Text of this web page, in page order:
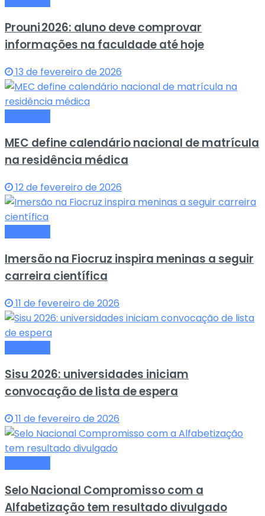
Prouni 2026: aluno deve comprovar
informações na faculdade até hoje
13 de fevereiro de 2026
MEC define calendário nacional de matrícula
na residência médica
12 de fevereiro de 2026
Imersão na Fiocruz inspira meninas a seguir
carreira científica
11 de fevereiro de 2026
Sisu 2026: universidades iniciam
convocação de lista de espera
11 de fevereiro de 2026
Selo Nacional Compromisso com a
Alfabetização tem resultado divulgado